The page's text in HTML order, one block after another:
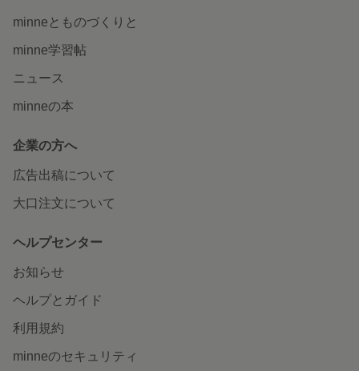
minneとものづくりと
minne学習帖
ニュース
minneの本
企業の方へ
広告出稿について
大口注文について
ヘルプセンター
お知らせ
ヘルプとガイド
利用規約
minneのセキュリティ